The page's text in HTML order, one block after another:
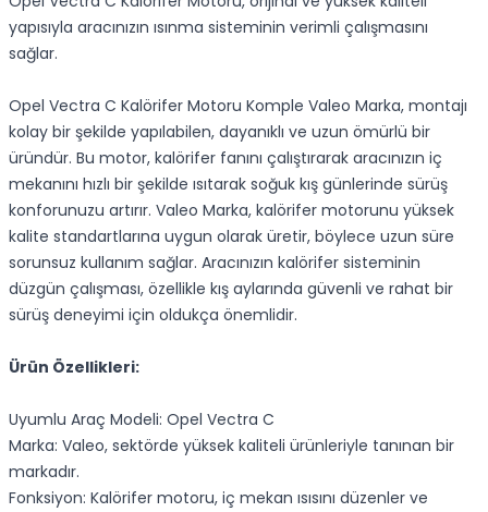
yapısıyla aracınızın ısınma sisteminin verimli çalışmasını
sağlar.
Opel Vectra C Kalörifer Motoru Komple Valeo Marka, montajı
kolay bir şekilde yapılabilen, dayanıklı ve uzun ömürlü bir
üründür. Bu motor, kalörifer fanını çalıştırarak aracınızın iç
mekanını hızlı bir şekilde ısıtarak soğuk kış günlerinde sürüş
konforunuzu artırır. Valeo Marka, kalörifer motorunu yüksek
kalite standartlarına uygun olarak üretir, böylece uzun süre
sorunsuz kullanım sağlar. Aracınızın kalörifer sisteminin
düzgün çalışması, özellikle kış aylarında güvenli ve rahat bir
sürüş deneyimi için oldukça önemlidir.
Ürün Özellikleri:
Uyumlu Araç Modeli: Opel Vectra C
Marka: Valeo, sektörde yüksek kaliteli ürünleriyle tanınan bir
markadır.
Fonksiyon: Kalörifer motoru, iç mekan ısısını düzenler ve